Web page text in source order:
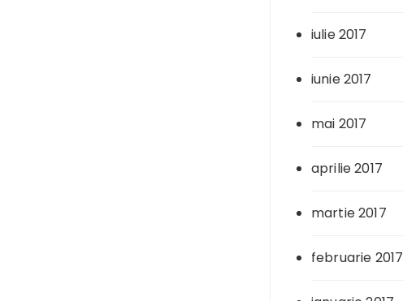
iulie 2017
iunie 2017
mai 2017
aprilie 2017
martie 2017
februarie 2017